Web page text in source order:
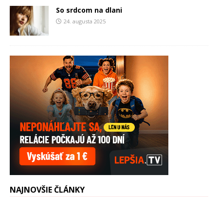
So srdcom na dlani
24. augusta 2025
NAJNOVŠIE ČLÁNKY